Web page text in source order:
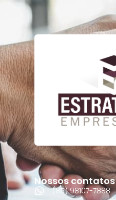
Nossos contatos
(85) 98107-7888